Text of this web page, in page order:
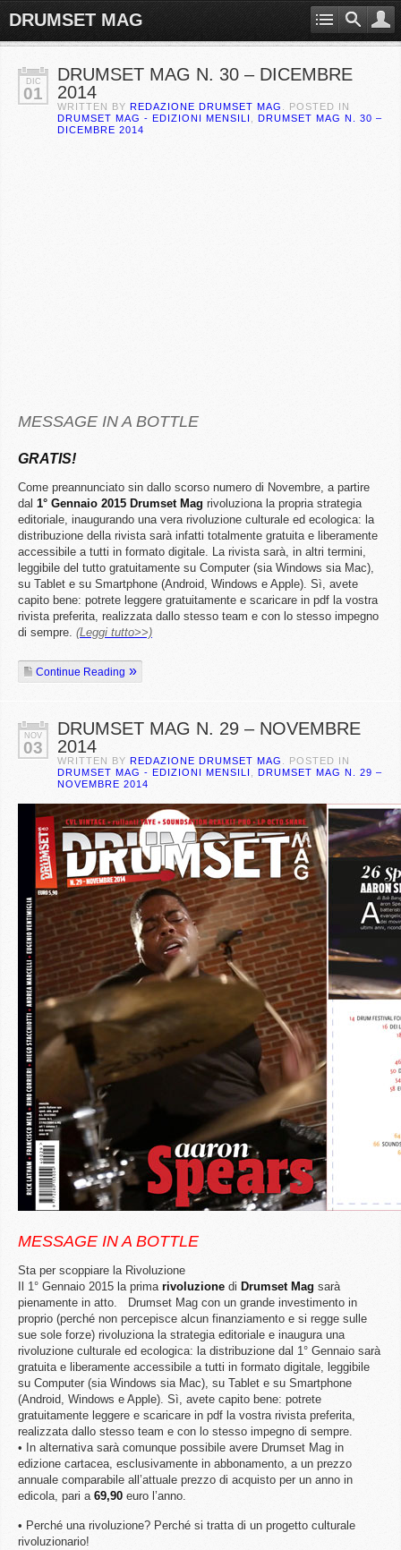
DRUMSET MAG
DIC
01
DRUMSET MAG N. 30 – DICEMBRE
2014
WRITTEN BY REDAZIONE DRUMSET MAG
. POSTED IN
DRUMSET MAG - EDIZIONI MENSILI
DRUMSET MAG N. 30 –
DICEMBRE 2014
MESSAGE IN A BOTTLE
GRATIS!
Come preannunciato sin dallo scorso numero di Novembre, a partire
dal 1° Gennaio 2015 Drumset Mag rivoluziona la propria strategia
editoriale, inaugurando una vera rivoluzione culturale ed ecologica: la
distribuzione della rivista sarà infatti totalmente gratuita e liberamente
accessibile a tutti in formato digitale. La rivista sarà, in altri termini,
leggibile del tutto gratuitamente su Computer (sia Windows sia Mac),
su Tablet e su Smartphone (Android, Windows e Apple). Sì, avete
capito bene: potrete leggere gratuitamente e scaricare in pdf la vostra
rivista preferita, realizzata dallo stesso team e con lo stesso impegno
di sempre. (Leggi tutto>>)
Continue Reading
NOV
03
DRUMSET MAG N. 29 – NOVEMBRE
2014
WRITTEN BY REDAZIONE DRUMSET MAG
. POSTED IN
DRUMSET MAG - EDIZIONI MENSILI
DRUMSET MAG N. 29 –
NOVEMBRE 2014
MESSAGE IN A BOTTLE
Sta per scoppiare la Rivoluzione
Il 1° Gennaio 2015 la prima rivoluzione di Drumset Mag sarà
pienamente in atto. Drumset Mag con un grande investimento in
proprio (perché non percepisce alcun finanziamento e si regge sulle
sue sole forze) rivoluziona la strategia editoriale e inaugura una
rivoluzione culturale ed ecologica: la distribuzione dal 1° Gennaio sarà
gratuita e liberamente accessibile a tutti in formato digitale, leggibile
su Computer (sia Windows sia Mac), su Tablet e su Smartphone
(Android, Windows e Apple). Sì, avete capito bene: potrete
gratuitamente leggere e scaricare in pdf la vostra rivista preferita,
realizzata dallo stesso team e con lo stesso impegno di sempre.
• In alternativa sarà comunque possibile avere Drumset Mag in
edizione cartacea, esclusivamente in abbonamento, a un prezzo
annuale comparabile all’attuale prezzo di acquisto per un anno in
edicola, pari a 69,90 euro l’anno.
• Perché una rivoluzione? Perché si tratta di un progetto culturale
rivoluzionario!